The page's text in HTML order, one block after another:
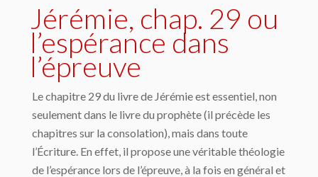
Jérémie, chap. 29 ou
l’espérance dans
l’épreuve
Le chapitre 29 du livre de Jérémie est essentiel, non
seulement dans le livre du prophète (il précède les
chapitres sur la consolation), mais dans toute
l’Écriture. En effet, il propose une véritable théologie
de l’espérance lors de l’épreuve, à la fois en général et